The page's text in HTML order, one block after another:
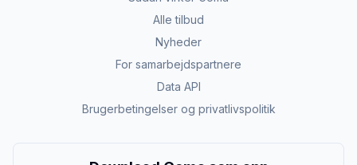
Alle tilbud
Nyheder
For samarbejdspartnere
Data API
Brugerbetingelser og privatlivspolitik